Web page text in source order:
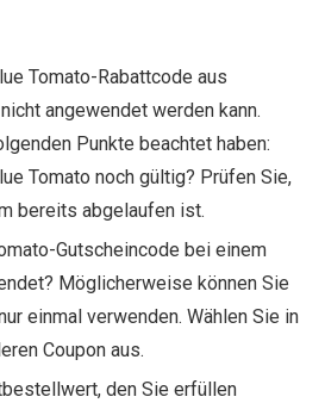
Tomato-Rabattcode aus
angewendet werden kann.
Punkte beachtet haben:
Tomato noch gültig? Prüfen Sie,
bereits abgelaufen ist.
Gutscheincode bei einem
Möglicherweise können Sie
einmal verwenden. Wählen Sie in
Coupon aus.
den Sie erfüllen